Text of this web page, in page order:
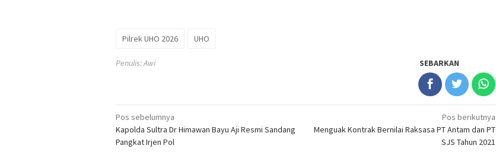
Pilrek UHO 2026 UHO
Penulis: Awi SEBARKAN
Navigasi
pos
Pos sebelumnya
Kapolda Sultra Dr Himawan Bayu Aji Resmi Sandang
Pangkat Irjen Pol
Pos berikutnya
Menguak Kontrak Bernilai Raksasa PT Antam dan PT
SJS Tahun 2021